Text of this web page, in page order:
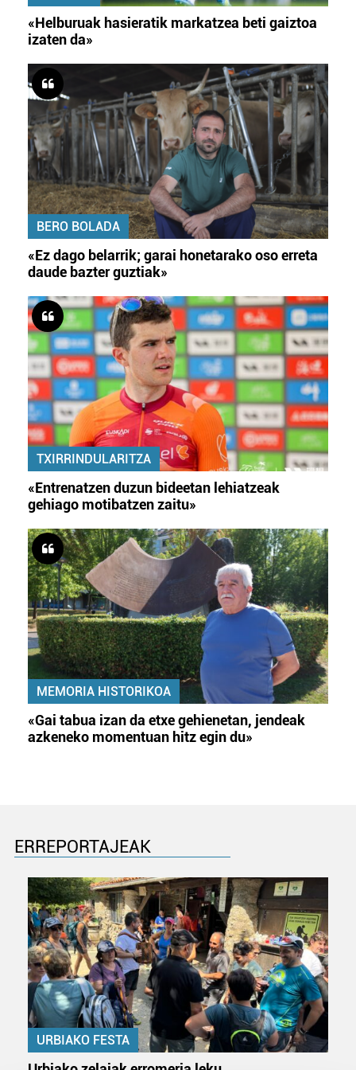
«Helburuak hasieratik markatzea beti gaiztoa
izaten da»
BERO BOLADA
«Ez dago belarrik; garai honetarako oso erreta
daude bazter guztiak»
TXIRRINDULARITZA
«Entrenatzen duzun bideetan lehiatzeak
gehiago motibatzen zaitu»
MEMORIA HISTORIKOA
«Gai tabua izan da etxe gehienetan, jendeak
azkeneko momentuan hitz egin du»
ERREPORTAJEAK
URBIAKO FESTA